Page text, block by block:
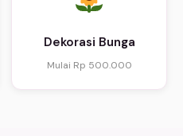
Dekorasi Bunga
Mulai Rp 500.000